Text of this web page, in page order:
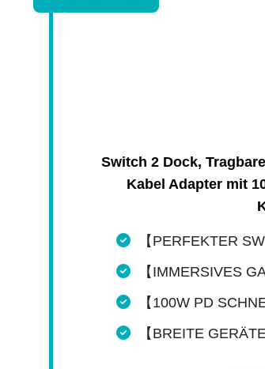
Switch 2 Dock,
Kabel Adapter mit
【PERFEKTER
【IMMERSIVES
【100W PD
【BREITE